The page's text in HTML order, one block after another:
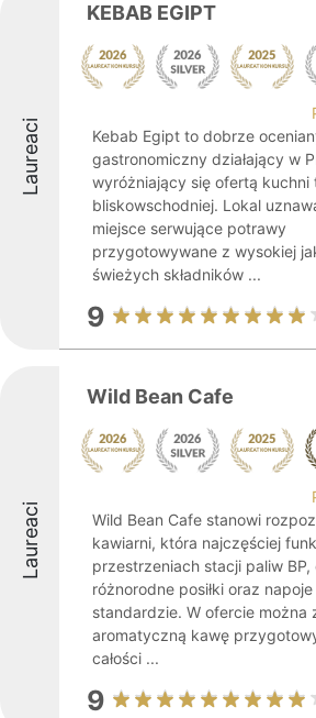
Laureaci
KEBAB EGIPT
Kebab Egipt to dobrze
gastronomiczny działający w
wyróżniający się ofertą kuchni
bliskowschodniej. Lokal
miejsce serwujące potrawy
przygotowywane z wysokiej
świeżych składników ...
9
Laureaci
Wild Bean Cafe
Wild Bean Cafe stanowi
kawiarni, która najczęściej
przestrzeniach stacji paliw BP,
różnorodne posiłki oraz
standardzie. W ofercie można
aromatyczną kawę
całości ...
9